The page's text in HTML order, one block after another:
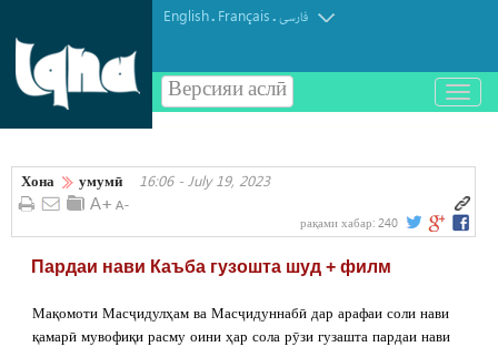
English. Français.فارسی
Версияи аслӣ
باز
و
کردن
Хона умумӣ 16:06 - July 19, 2023
рақами хабар: 240
Пардаи нави Каъба гузошта шуд + филм
Мақомоти Масҷидулҳам ва Масҷидуннабӣ дар арафаи соли нави
қамарӣ мувофиқи расму оини ҳар сола рӯзи гузашта пардаи нави